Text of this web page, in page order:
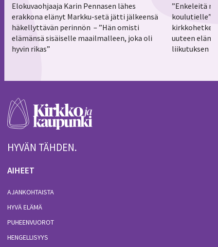
Elokuvaohjaaja Karin Pennasen lähes
erakkona elänyt Markku-setä jätti jälkeensä
häkellyttävän perinnön – ”Hän omisti
elämänsä sisäiselle maailmalleen, joka oli
hyvin rikas”
”Enkeleitä
koulutielle”–
uuteen
liikutuksen
HYVÄN TÄHDEN.
AIHEET
AJANKOHTAISTA
HYVÄ ELÄMÄ
PUHEENVUOROT
HENGELLISYYS